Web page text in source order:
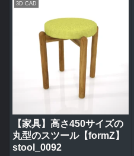
3D CAD
【家具】高さ450サイズの
丸型のスツール【formZ】
stool_0092